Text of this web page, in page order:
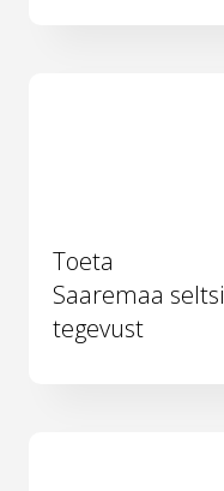
Toeta
Saaremaa seltsi
tegevust